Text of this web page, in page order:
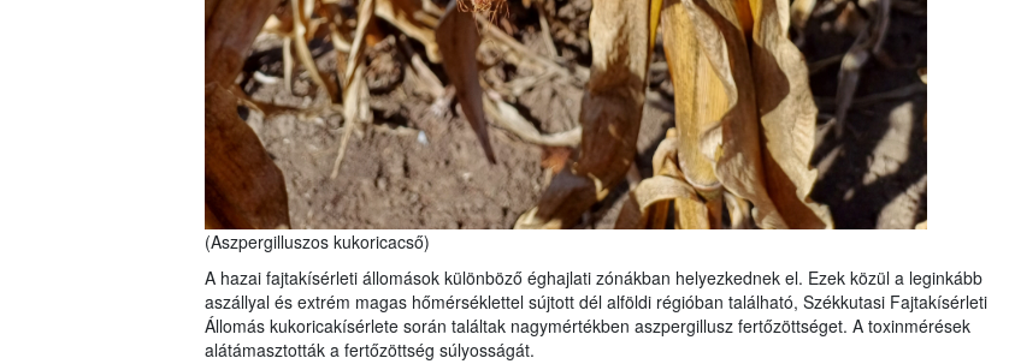
(Aszpergilluszos kukoricacső)
A hazai fajtakísérleti állomások különböző éghajlati zónákban helyezkednek el. Ezek közül a leginkább
aszállyal és extrém magas hőmérséklettel sújtott dél alföldi régióban található, Székkutasi Fajtakísérleti
Állomás kukoricakísérlete során találtak nagymértékben aszpergillusz fertőzöttséget. A toxinmérések
alátámasztották a fertőzöttség súlyosságát.